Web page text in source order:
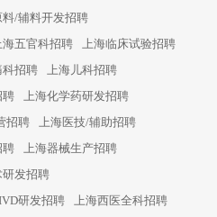
料/辅料开发招聘
海五官科招聘
上海临床试验招聘
科招聘
上海儿科招聘
聘
上海化学药研发招聘
招聘
上海医技/辅助招聘
聘
上海器械生产招聘
发招聘
研发招聘
上海西医全科招聘